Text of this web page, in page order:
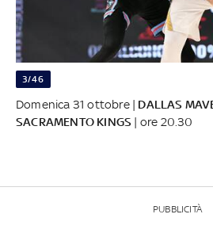
3/46
Domenica 31 ottobre | DALLAS
SACRAMENTO KINGS | ore 20.30
PUBBLICITÀ